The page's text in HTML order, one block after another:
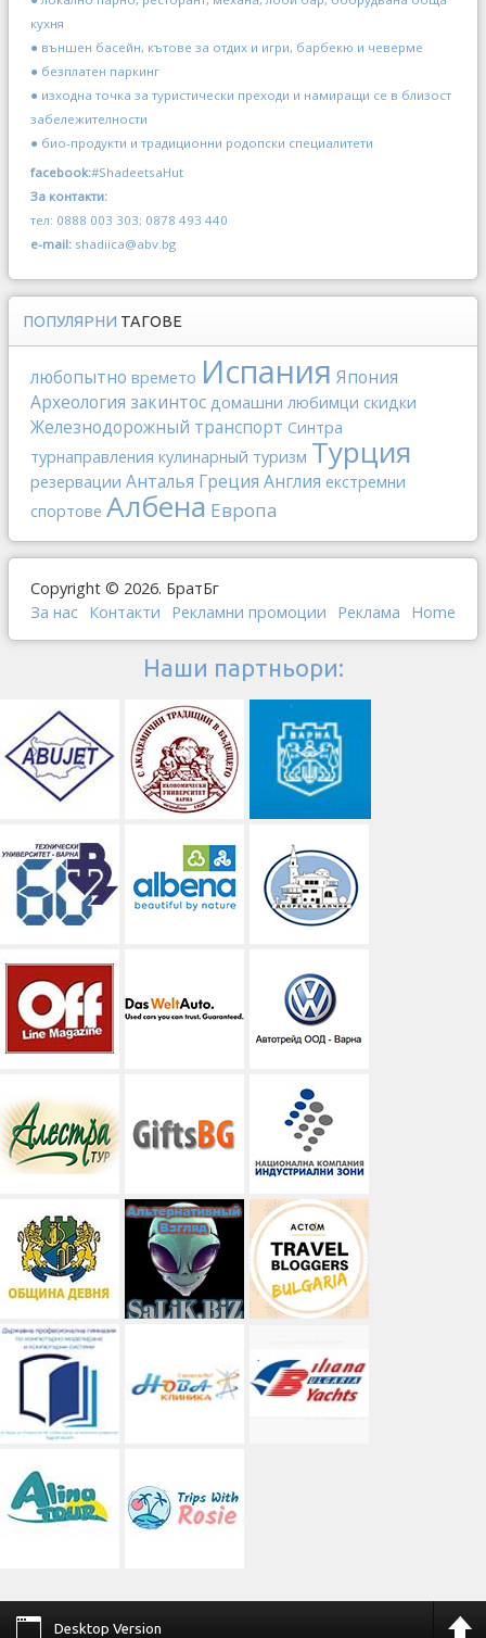
кухня
● външен басейн, кътове за отдих и игри, барбекю и чеверме
● безплатен паркинг
● изходна точка за туристически преходи и намиращи се в близост
забележителности
● био-продукти и традиционни родопски специалитети
facebook:#ShadeetsaHut
За контакти:
тел: 0888 003 303; 0878 493 440
e-mail: shadiica@abv.bg
ПОПУЛЯРНИ ТАГОВЕ
любопытно времето Испания Япония
Археология закинтос домашни любимци скидки
Железнодорожный транспорт Синтра
турнаправления кулинарный туризм Турция
резервации Анталья Греция Англия екстремни
спортове Албена Европа
Copyright © 2026. БратБг
За нас Контакти Рекламни промоции Реклама Home
Desktop Version
Наши партньори: